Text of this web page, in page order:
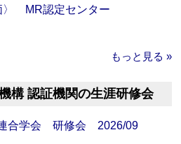
〉 MR認定センター
もっと見る »
構 認証機関の生涯研修会
連合学会 研修会 2026/09